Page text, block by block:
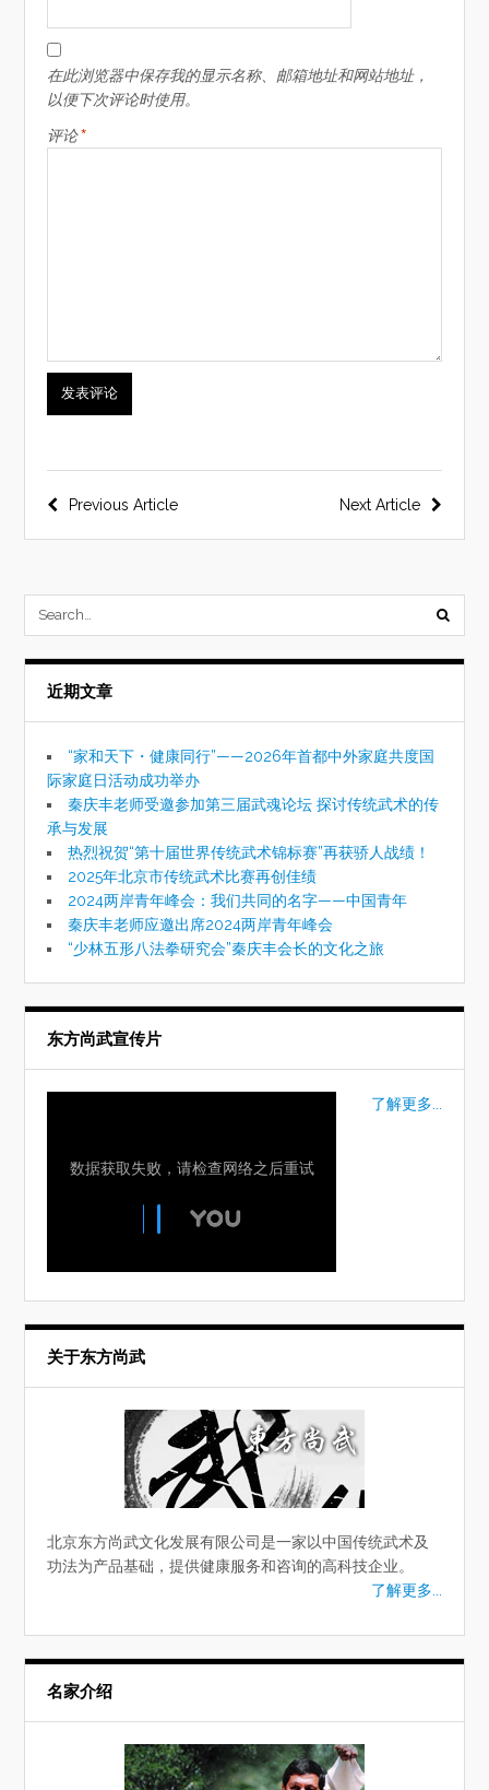
在此浏览器中保存我的显示名称、邮箱地址和网站地址，
以便下次评论时使用。
评论*
文
章
航
Next Article
Previous Article
近期文章
“家和天下・健康同行”——2026年首都中外家庭共度国
际家庭日活动成功举办
秦庆丰老师受邀参加第三届武魂论坛 探讨传统武术的传
承与发展
热烈祝贺“第十届世界传统武术锦标赛”再获骄人战绩！
2025年北京市传统武术比赛再创佳绩
2024两岸青年峰会：我们共同的名字——中国青年
秦庆丰老师应邀出席2024两岸青年峰会
“少林五形八法拳研究会”秦庆丰会长的文化之旅
东方尚武宣传片
了解更多...
关于东方尚武
北京东方尚武文化发展有限公司是一家以中国传统武术及
功法为产品基础，提供健康服务和咨询的高科技企业。
了解更多...
名家介绍